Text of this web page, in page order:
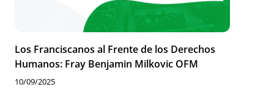
Los Franciscanos al Frente de los Derechos
Humanos: Fray Benjamin Milkovic OFM
10/09/2025